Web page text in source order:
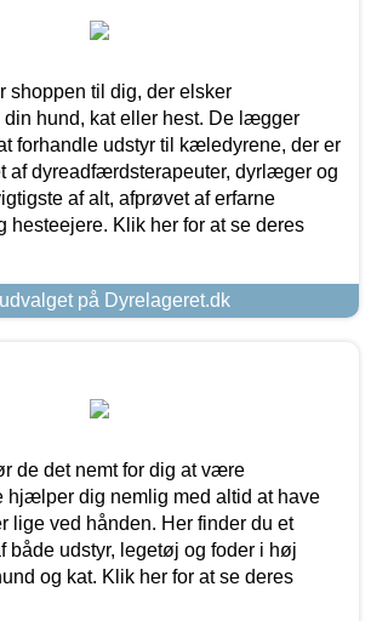
shoppen til dig, der elsker
din hund, kat eller hest. De lægger
forhandle udstyr til kæledyrene, der er
af dyreadfærdsterapeuter, dyrlæger og
af alt, afprøvet af erfarne
hesteejere. Klik her for at se deres
på Dyrelageret.dk
de det nemt for dig at være
hjælper dig nemlig med altid at have
lige ved hånden. Her finder du et
både udstyr, legetøj og foder i høj
og kat. Klik her for at se deres